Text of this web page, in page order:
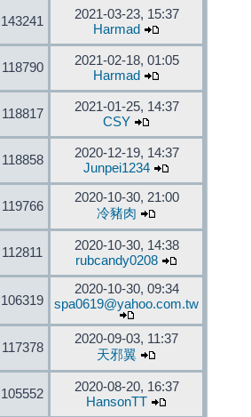
143241
2021-03-23, 15:37
Harmad
118790
2021-02-18, 01:05
Harmad
118817
2021-01-25, 14:37
CSY
118858
2020-12-19, 14:37
Junpei1234
119766
2020-10-30, 21:00
冷豬肉
112811
2020-10-30, 14:38
rubcandy0208
106319
2020-10-30, 09:34
spa0619@yahoo.com.tw
117378
2020-09-03, 11:37
天邪翼
105552
2020-08-20, 16:37
HansonTT